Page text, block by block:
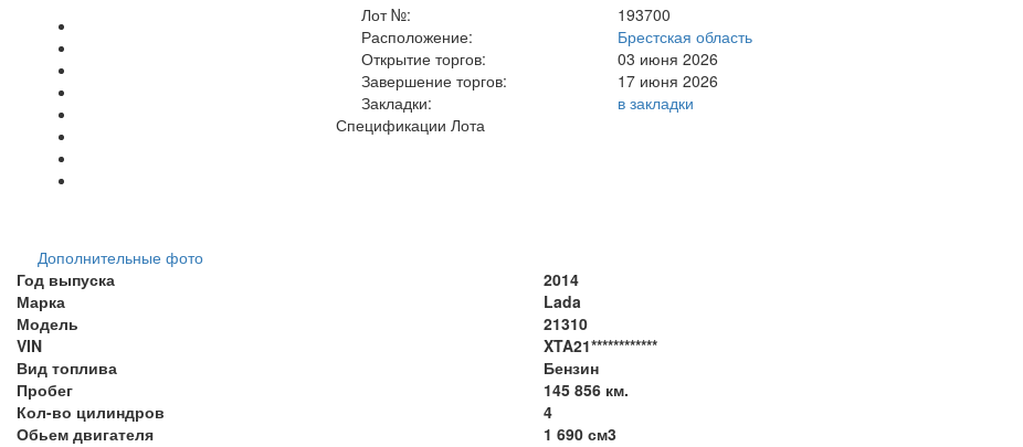
Дополнительные фото
Лот №:
193700
Расположение:
Брестская область
Открытие торгов:
03 июня 2026
Завершение торгов:
17 июня 2026
Закладки:
в закладки
Спецификации Лота
Год выпуска
2014
Марка
Lada
Модель
21310
VIN
XTA21************
Вид топлива
Бензин
Пробег
145 856 км.
Кол-во цилиндров
4
Обьем двигателя
1 690 см3